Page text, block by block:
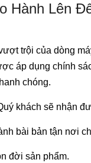
Hành Lên
trội của dòng
áp dụng chính
chóng.
khách sẽ nhận
bài bản tận nơi
đời sản phẩm.